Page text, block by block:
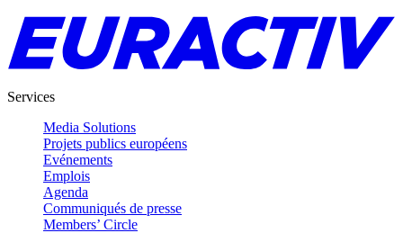
Services
Media Solutions
Projets publics européens
Evénements
Emplois
Agenda
Communiqués de presse
Members’ Circle